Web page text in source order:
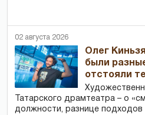
02 августа 2026
Олег
были
отстояли
Татарского драмтеатра – о
должности, разнице подходов